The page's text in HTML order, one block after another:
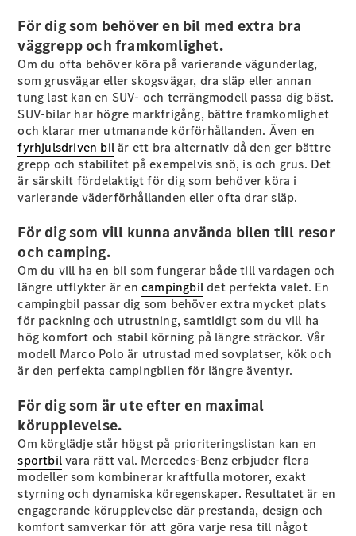
Alla Kombi
CLA
Shooting
Brake
Elektrisk
C-Klass
Kombi
C-Klass
Kombi All-
Terrain
E-Klass
Kombi
E-Klass
Kombi All-
Terrain
Konfigurator
Mercedes-
Store
Halvkombi
A-Klass
För dig som behöver en bil med extra bra
väggrepp och framkomlighet.
Om du ofta behöver köra på varierande vägunderlag,
som grusvägar eller skogsvägar, dra släp eller annan
tung last kan en SUV- och terrängmodell passa dig bäst.
SUV-bilar har högre markfrigång, bättre framkomlighet
och klarar mer utmanande körförhållanden. Även en
fyrhjulsdriven bilär ett bra alternativ då den ger bättre
grepp och stabilitet på exempelvis snö, is och grus. Det
är särskilt fördelaktigt för dig som behöver köra i
varierande väderförhållanden eller ofta drar släp.
För dig som vill kunna använda bilen till resor
och camping.
Om du vill ha en bil som fungerar både till vardagen och
längre utflykter är encampingbil det perfekta valet. En
campingbil passar dig som behöver extra mycket plats
för packning och utrustning, samtidigt som du vill ha
hög komfort och stabil körning på längre sträckor. Vår
modell Marco Polo är utrustad med sovplatser, kök och
är den perfekta campingbilen för längre äventyr.
För dig som är ute efter en maximal
körupplevelse.
Om körglädje står högst på prioriteringslistan kan en
sportbilvara rätt val. Mercedes-Benz erbjuder flera
modeller som kombinerar kraftfulla motorer, exakt
styrning och dynamiska köregenskaper. Resultatet är en
engagerande körupplevelse där prestanda, design och
komfort samverkar för att göra varje resa till något